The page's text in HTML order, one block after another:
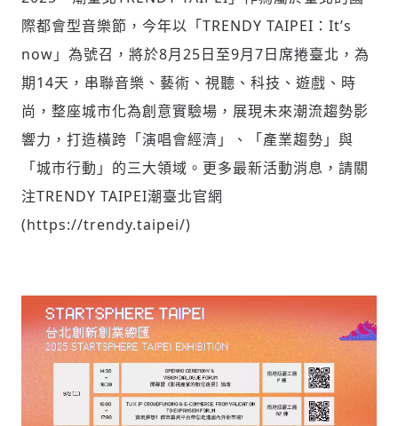
歡迎您加入《旭時報》
掌握國際政經脈動
請輸入發送到 的驗證碼
(十分鐘內有效)
驗證
際都會型音樂節，今年以「TRENDY TAIPEI：It’s
now」為號召，將於8月25日至9月7日席捲臺北，為
期14天，串聯音樂、藝術、視聽、科技、遊戲、時
尚，整座城市化為創意實驗場，展現未來潮流趨勢影
響力，打造橫跨「演唱會經濟」、「產業趨勢」與
「城市行動」的三大領域。更多最新活動消息，請關
注TRENDY TAIPEI潮臺北官網
(https://trendy.taipei/)